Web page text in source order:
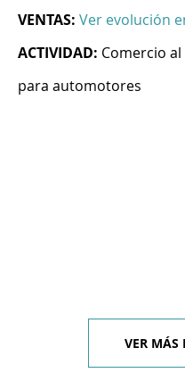
VENTAS: Ver evolución
ACTIVIDAD: Comercio
para automotores
VER MÁS